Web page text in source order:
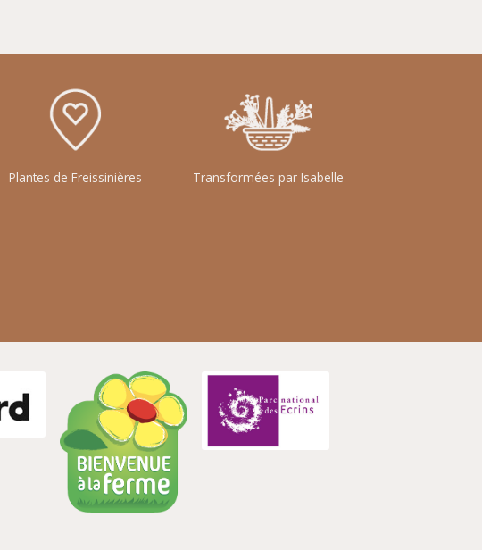
Plantes de Freissinières Transformées par Isabelle